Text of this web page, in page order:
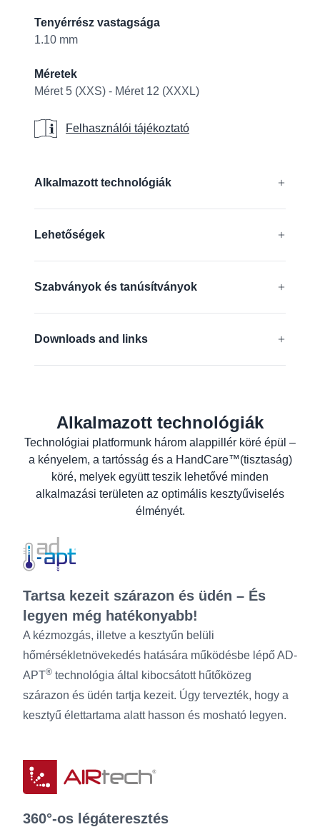
Tenyérrész vastagsága
1.10 mm
Méretek
Méret 5 (XXS) - Méret 12 (XXXL)
Felhasználói tájékoztató
Felhasználói tájékoztató
Alkalmazott technológiák
GRIPtech®, HandCare
Lehetőségek
Szabványok és tanúsítványok
Tudjon meg többet
Downloads and links
Termék adatlap
Mosási útmutató
Felhasználói tájékoztató
Alkalmazott technológiák
Technológiai platformunk három alappillér köré épül –
a kényelem, a tartósság és a HandCare™(tisztaság)
köré, melyek együtt teszik lehetővé minden
alkalmazási területen az optimális kesztyűviselés
élményét.
Tartsa kezeit szárazon és üdén – És
legyen még hatékonyabb!
A kézmozgás, illetve a kesztyűn belüli
hőmérsékletnövekedés hatására működésbe lépő AD-
APT® technológia által kibocsátott hűtőközeg
szárazon és üdén tartja kezeit. Úgy tervezték, hogy a
kesztyű élettartama alatt hasson és mosható legyen.
360°-os légáteresztés